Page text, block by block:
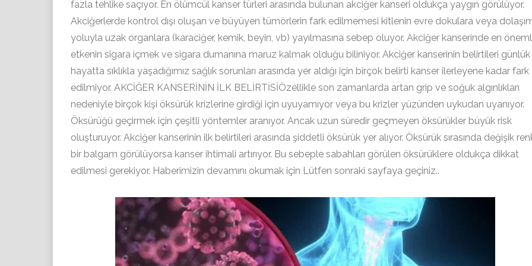
fazla tehlike saçıyor. En ölümcül kanser türleri arasında bulunan akciğer kanseri oldukça yaygın görülüyor.
Akciğerlerde kontrol dışı oluşan ve büyüyen tümörlerin fark edilmemesi kitlenin evre dokulara veya
yoluyla uzak organlara (karaciğer, kemik, beyin, vb) yayılmasına sebep oluyor. Akciğer kanserinde en
etkenin sigara içmek ve sigara dumanına maruz kalmak olduğu biliniyor. Akciğer kanserinin belirtileri günlük
hayatta sıklıkla yaşadığımız sağlık sorunları arasında yer aldığı için birçok belirti kanser ilerleyene kadar fark
edilmiyor. AKCİĞER KANSERİNİN İLK BELİRTİSİÖzellikle son zamanlarda artan grip ve soğuk algınlıkları
nedeniyle birçok kişi öksürük krizlerine girdiği için uyuyamıyor veya bu krizler yüzünden uykudan uyanıyor.
Öksürüğü geçirmek için çeşitli yöntemler aranıyor. Ancak uzun süredir geçmeyen öksürükler büyük risk
oluşturuyor. Akciğer kanserinin ilk belirtileri arasında şiddetli öksürük yer alıyor. Öksürük sırasında değişik
bir balgam görülüyorsa kanser ihtimali artırıyor. Bu sebeple sabahları görülen öksürüklere oldukça dikkat
edilmesi gerekiyor. Haberimizin devamını okumak için Lütfen sonraki sayfaya geçiniz..